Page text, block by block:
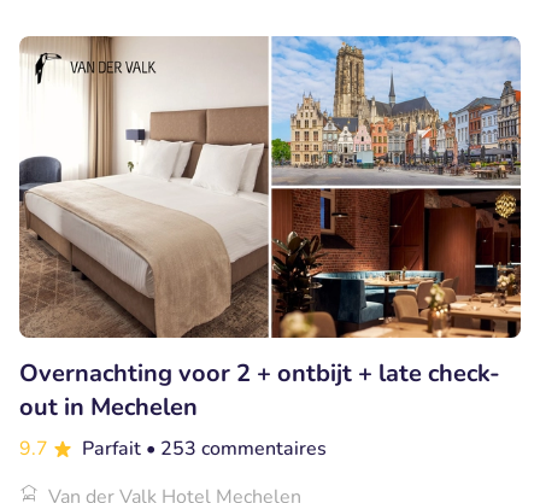
Overnachting voor 2 + ontbijt + late check-
out in Mechelen
9.7 Parfait • 253 commentaires
Van der Valk Hotel Mechelen